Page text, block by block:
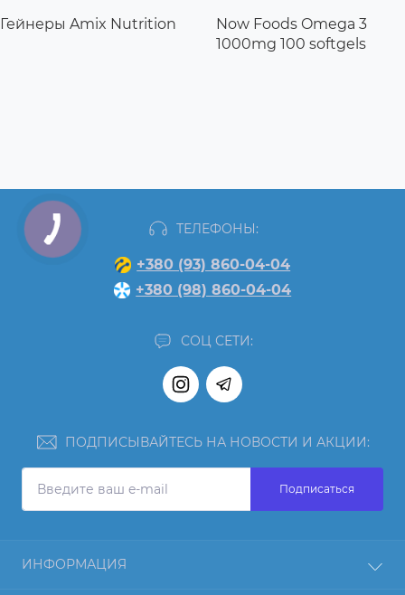
Гейнеры Amix Nutrition
Now Foods Omega 3
1000mg 100 softgels
ТЕЛЕФОНЫ:
+380 (93) 860-04-04
+380 (98) 860-04-04
СОЦ СЕТИ:
ПОДПИСЫВАЙТЕСЬ НА НОВОСТИ И АКЦИИ:
Подписаться
ИНФОРМАЦИЯ